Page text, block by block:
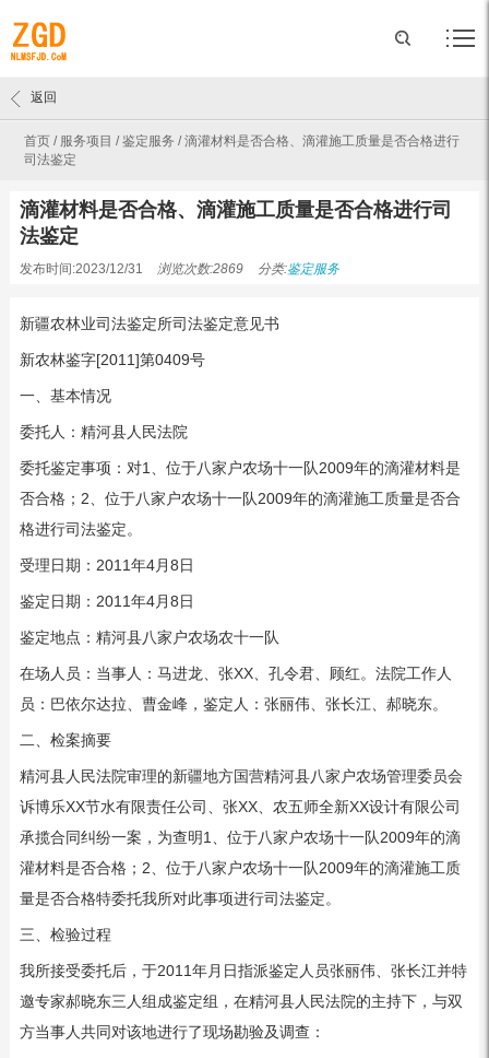
首页 / 服务项目 /鉴定服务 /滴灌材料是否合格、滴灌施工质量是否合格进行
司法鉴定
返回
滴灌材料是否合格、滴灌施工质量是否合格进行司
法鉴定
发布时间:2023/12/31 浏览次数:2869 分类:鉴定服务
新疆农林业司法鉴定所司法鉴定意见书
新农林鉴字[2011]第0409号
一、基本情况
委托人：精河县人民法院
委托鉴定事项：对1、位于八家户农场十一队2009年的滴灌材料是
否合格；2、位于八家户农场十一队2009年的滴灌施工质量是否合
格进行司法鉴定。
受理日期：2011年4月8日
鉴定日期：2011年4月8日
鉴定地点：精河县八家户农场农十一队
在场人员：当事人：马进龙、张XX、孔令君、顾红。法院工作人
员：巴依尔达拉、曹金峰，鉴定人：张丽伟、张长江、郝晓东。
二、检案摘要
精河县人民法院审理的新疆地方国营精河县八家户农场管理委员会
诉博乐XX节水有限责任公司、张XX、农五师全新XX设计有限公司
承揽合同纠纷一案，为查明1、位于八家户农场十一队2009年的滴
灌材料是否合格；2、位于八家户农场十一队2009年的滴灌施工质
量是否合格特委托我所对此事项进行司法鉴定。
三、检验过程
我所接受委托后，于2011年月日指派鉴定人员张丽伟、张长江并特
邀专家郝晓东三人组成鉴定组，在精河县人民法院的主持下，与双
方当事人共同对该地进行了现场勘验及调查：